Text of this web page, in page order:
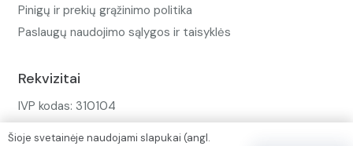
Pinigų ir prekių grąžinimo politika
Paslaugų naudojimo sąlygos ir taisyklės
Rekvizitai
IVP kodas: 310104
Šioje svetainėje naudojami slapukai (angl.